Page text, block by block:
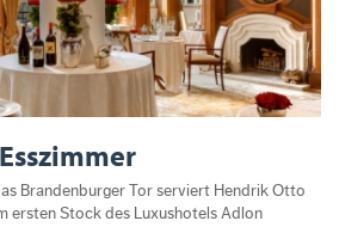
Brandenburger Tor serviert Hendrik Otto
ersten Stock des Luxushotels Adlon